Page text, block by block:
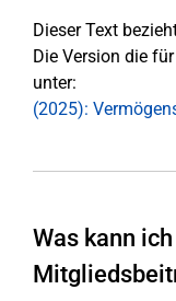
Dieser Text
Die Version die
unter:
(2025):
Was kann